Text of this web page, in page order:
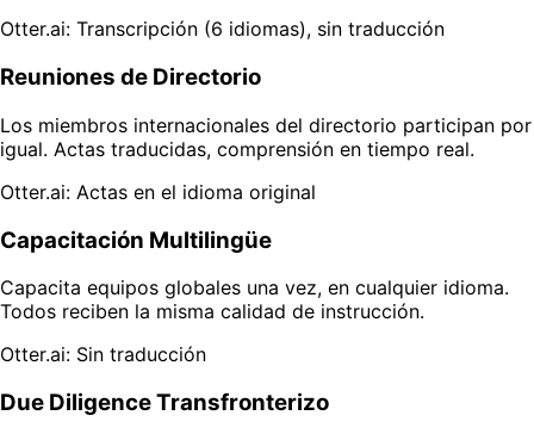
Otter.ai: Transcripción (6 idiomas), sin traducción
Reuniones de Directorio
Los miembros internacionales del directorio participan por
igual. Actas traducidas, comprensión en tiempo real.
Otter.ai: Actas en el idioma original
Capacitación Multilingüe
Capacita equipos globales una vez, en cualquier idioma.
Todos reciben la misma calidad de instrucción.
Otter.ai: Sin traducción
Due Diligence Transfronterizo